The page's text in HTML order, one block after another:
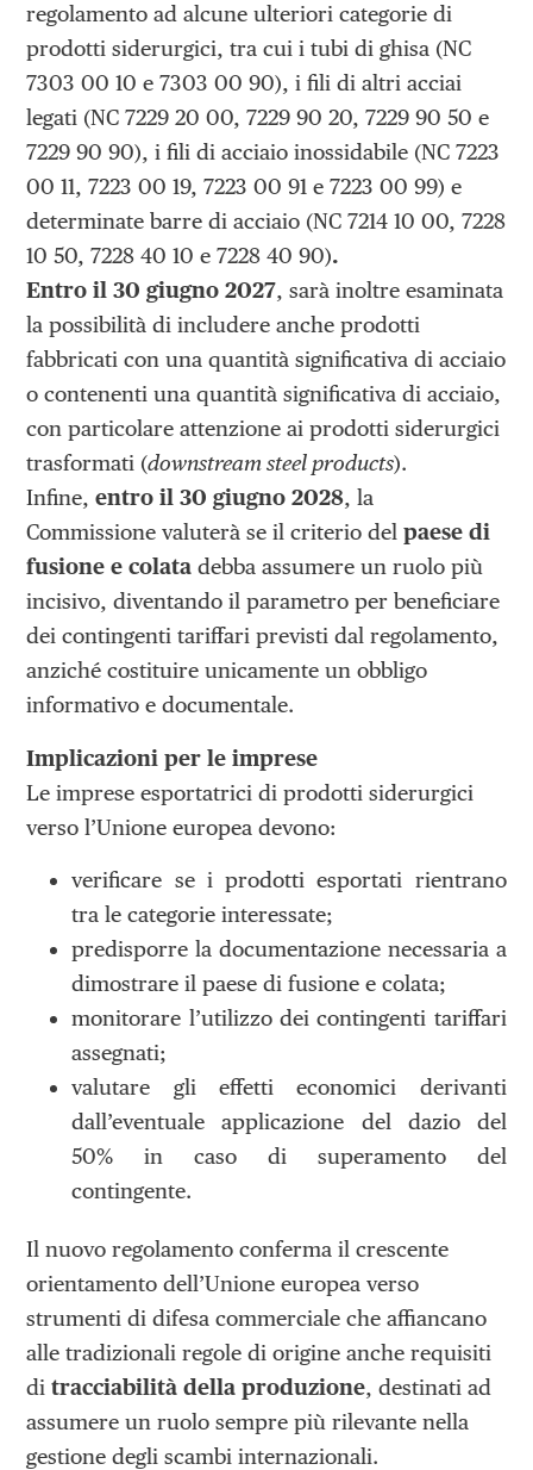
regolamento ad alcune ulteriori categorie di
prodotti siderurgici, tra cui i tubi di ghisa (NC
7303 00 10 e 7303 00 90), i fili di altri acciai
legati (NC 7229 20 00, 7229 90 20, 7229 90 50 e
7229 90 90), i fili di acciaio inossidabile (NC 7223
00 11, 7223 00 19, 7223 00 91 e 7223 00 99) e
determinate barre di acciaio (NC 7214 10 00, 7228
10 50, 7228 40 10 e 7228 40 90).
Entro il 30 giugno 2027, sarà inoltre esaminata
la possibilità di includere anche prodotti
fabbricati con una quantità significativa di acciaio
o contenenti una quantità significativa di acciaio,
con particolare attenzione ai prodotti siderurgici
trasformati (downstream steel products).
Infine,entro il 30 giugno 2028, la
Commissione valuterà se il criterio delpaese di
fusione e colata debba assumere un ruolo più
incisivo, diventando il parametro per beneficiare
dei contingenti tariffari previsti dal regolamento,
anziché costituire unicamente un obbligo
informativo e documentale.
Implicazioni per le imprese
Le imprese esportatrici di prodotti siderurgici
verso l’Unione europea devono:
verificare se i prodotti esportati rientrano
tra le categorie interessate;
predisporre la documentazione necessaria a
dimostrare il paese di fusione e colata;
monitorare l’utilizzo dei contingenti tariffari
assegnati;
valutare gli effetti economici derivanti
dall’eventuale applicazione del dazio del
50% in caso di superamento del
contingente.
Il nuovo regolamento conferma il crescente
orientamento dell’Unione europea verso
strumenti di difesa commerciale che affiancano
alle tradizionali regole di origine anche requisiti
ditracciabilità della produzione, destinati ad
assumere un ruolo sempre più rilevante nella
gestione degli scambi internazionali.